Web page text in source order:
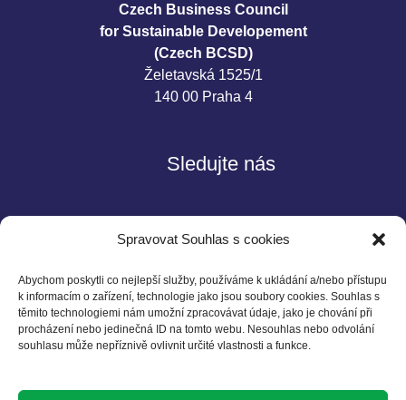
Spravovat Souhlas s cookies
Abychom poskytli co nejlepší služby, používáme k ukládání a/nebo přístupu
k informacím o zařízení, technologie jako jsou soubory cookies. Souhlas s
těmito technologiemi nám umožní zpracovávat údaje, jako je chování při
procházení nebo jedinečná ID na tomto webu. Nesouhlas nebo odvolání
souhlasu může nepříznivě ovlivnit určité vlastnosti a funkce.
Czech Business Council
for Sustainable Developement
(Czech BCSD)
Želetavská 1525/1
140 00 Praha 4
Sledujte nás
Kontakt